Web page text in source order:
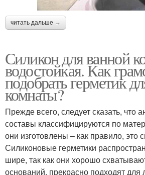
читать дальше →
Силикон для ванной
водостойкая. Как
подобрать герметик
комнаты?
Прежде всего, следует сказать, что
составы классифицируются по
они изготовлены – как правило, это
Силиконовые герметики
шире, так как они хорошо
оснований, прекрасно подходят